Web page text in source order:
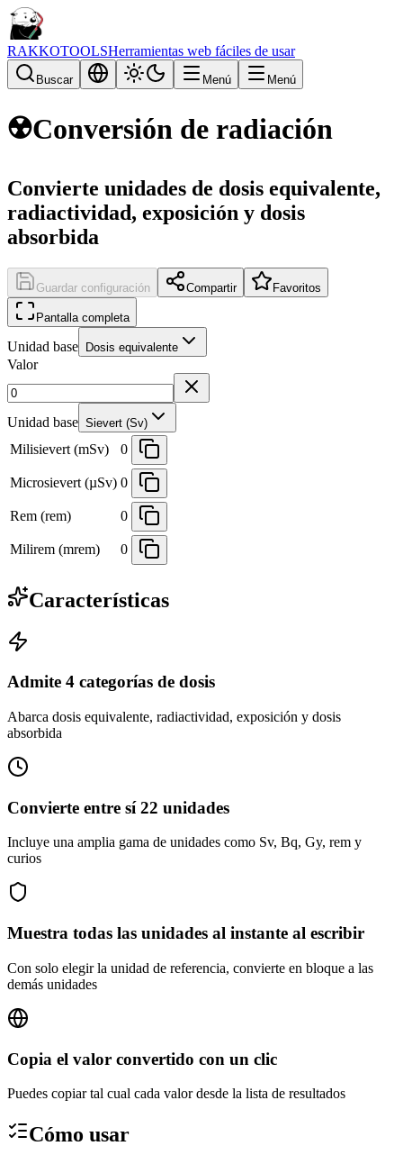
RAKKOTOOLSHerramientas web fáciles de usar
Buscar Menú Menú
☢️Conversión de radiación
Convierte unidades de dosis equivalente,
radiactividad, exposición y dosis
absorbida
Guardar configuración Compartir Favoritos
Pantalla completa
Unidad base Dosis equivalente
Valor
Unidad base Sievert (Sv)
Milisievert (mSv) 0
Microsievert (µSv) 0
Rem (rem) 0
Milirem (mrem) 0
Características
Admite 4 categorías de dosis
Abarca dosis equivalente, radiactividad, exposición y dosis
absorbida
Convierte entre sí 22 unidades
Incluye una amplia gama de unidades como Sv, Bq, Gy, rem y
curios
Muestra todas las unidades al instante al escribir
Con solo elegir la unidad de referencia, convierte en bloque a las
demás unidades
Copia el valor convertido con un clic
Puedes copiar tal cual cada valor desde la lista de resultados
Cómo usar